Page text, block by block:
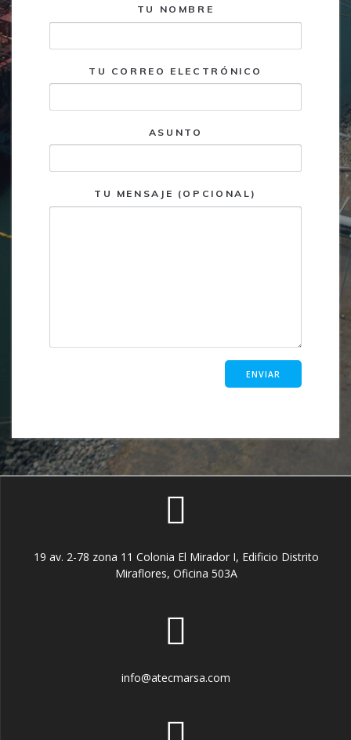
TU NOMBRE
TU CORREO ELECTRÓNICO
ASUNTO
TU MENSAJE (OPCIONAL)
19 av. 2-78 zona 11 Colonia El Mirador I, Edificio Distrito
Miraflores, Oficina 503A
info@atecmarsa.com